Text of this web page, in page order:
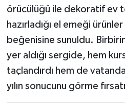
örücülüğü ile dekoratif ev
hazırladığı el emeği
beğenisine sunuldu.
yer aldığı sergide, hem
taçlandırdı hem de
yılın sonucunu görme